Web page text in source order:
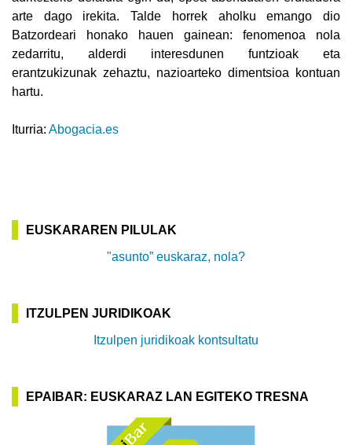
arte dago irekita. Talde horrek aholku emango dio
Batzordeari honako hauen gainean: fenomenoa nola
zedarritu, alderdi interesdunen funtzioak eta
erantzukizunak zehaztu, nazioarteko dimentsioa kontuan
hartu.
Iturria: Abogacia.es
EUSKARAREN PILULAK
"asunto” euskaraz, nola?
ITZULPEN JURIDIKOAK
Itzulpen juridikoak kontsultatu
EPAIBAR: EUSKARAZ LAN EGITEKO TRESNA